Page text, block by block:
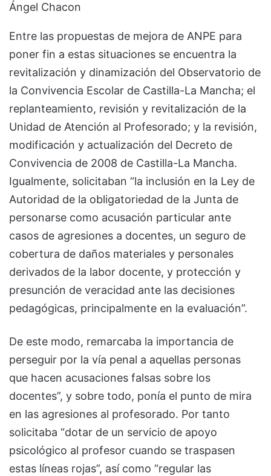
Ángel Chacon
Entre las propuestas de mejora de ANPE para
poner fin a estas situaciones se encuentra la
revitalización y dinamización del Observatorio de
la Convivencia Escolar de Castilla-La Mancha; el
replanteamiento, revisión y revitalización de la
Unidad de Atención al Profesorado; y la revisión,
modificación y actualización del Decreto de
Convivencia de 2008 de Castilla-La Mancha.
Igualmente, solicitaban “la inclusión en la Ley de
Autoridad de la obligatoriedad de la Junta de
personarse como acusación particular ante
casos de agresiones a docentes, un seguro de
cobertura de daños materiales y personales
derivados de la labor docente, y protección y
presunción de veracidad ante las decisiones
pedagógicas, principalmente en la evaluación”.
De este modo, remarcaba la importancia de
perseguir por la vía penal a aquellas personas
que hacen acusaciones falsas sobre los
docentes”, y sobre todo, ponía el punto de mira
en las agresiones al profesorado. Por tanto
solicitaba “dotar de un servicio de apoyo
psicológico al profesor cuando se traspasen
estas líneas rojas”, así como “regular las